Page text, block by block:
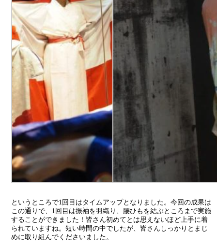
というところで1回目はタイムアップとなりました。今回の成果は
この通りで、1回目は振袖を羽織り、腰ひもを結ぶところまで実施
することができました！皆さん初めてとは思えないほど上手に着
られていますね。短い時間の中でしたが、皆さんしっかりとまじ
めに取り組んでくださいました。